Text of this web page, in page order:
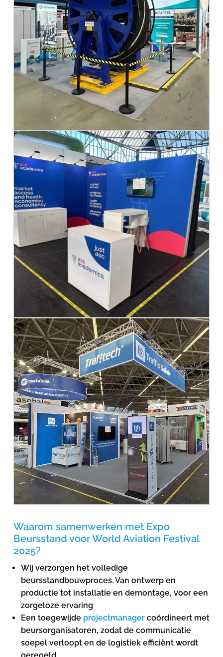
Waarom samenwerken met Expo
Beursstand voor World Aviation Festival
2025?
Wij verzorgen het volledige
beursstandbouwproces. Van ontwerp en
productie tot installatie en demontage, voor een
zorgeloze ervaring
Een toegewijde projectmanager coördineert met
beursorganisatoren, zodat de communicatie
soepel verloopt en de logistiek efficiënt wordt